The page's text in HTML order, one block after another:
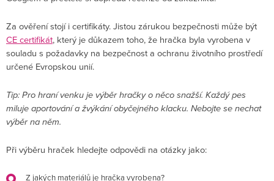
Za ověření stojí i certifikáty. Jistou zárukou bezpečnosti může být
CE certifikát, který je důkazem toho, že hračka byla vyrobena v
souladu s požadavky na bezpečnost a ochranu životního prostředí
určené Evropskou unií.
Tip: Pro hraní venku je výběr hračky o něco snažší. Každý pes
miluje aportování a žvýkání obyčejného klacku. Nebojte se nechat
výběr na něm.
Při výběru hraček hledejte odpovědi na otázky jako:
Z jakých materiálů je hračka vyrobena?